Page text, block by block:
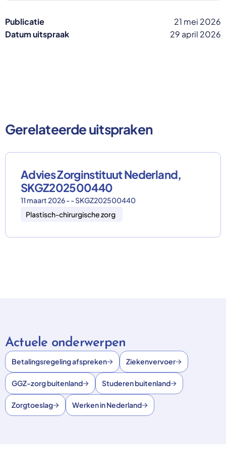
Publicatie
21 mei 2026
Datum uitspraak
29 april 2026
Gerelateerde uitspraken
Advies Zorginstituut Nederland,
SKGZ202500440
11 maart 2026 - - SKGZ202500440
Plastisch-chirurgische zorg
Actuele onderwerpen
Betalingsregeling afspreken Ziekenvervoer
GGZ-zorg buitenland Studeren buitenland
Zorgtoeslag Werken in Nederland